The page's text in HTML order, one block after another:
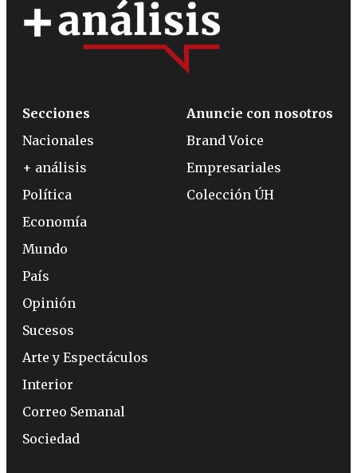
Secciones
Nacionales
+ análisis
Política
Economía
Mundo
País
Opinión
Sucesos
Arte y Espectáculos
Interior
Correo Semanal
Sociedad
Anuncie con nosotros
Brand Voice
Empresariales
Colección ÚH